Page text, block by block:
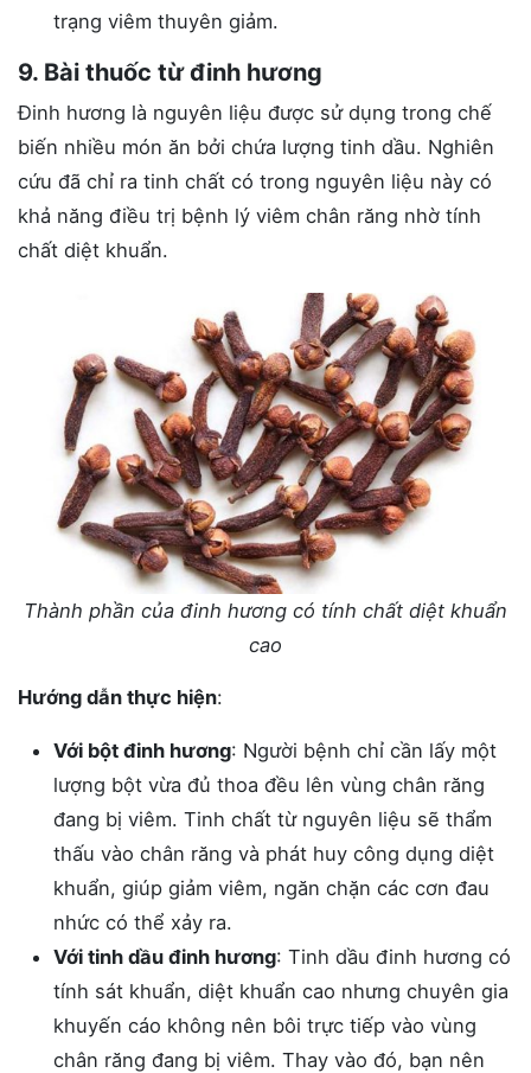
trạng viêm thuyên giảm.
9. Bài thuốc từ đinh hương
Đinh hương là nguyên liệu được sử dụng trong chế
biến nhiều món ăn bởi chứa lượng tinh dầu. Nghiên
cứu đã chỉ ra tinh chất có trong nguyên liệu này có
khả năng điều trị bệnh lý viêm chân răng nhờ tính
chất diệt khuẩn.
Thành phần của đinh hương có tính chất diệt khuẩn
cao
Hướng dẫn thực hiện:
Với bột đinh hương: Người bệnh chỉ cần lấy một
lượng bột vừa đủ thoa đều lên vùng chân răng
đang bị viêm. Tinh chất từ nguyên liệu sẽ thẩm
thấu vào chân răng và phát huy công dụng diệt
khuẩn, giúp giảm viêm, ngăn chặn các cơn đau
nhức có thể xảy ra.
Với tinh dầu đinh hương: Tinh dầu đinh hương có
tính sát khuẩn, diệt khuẩn cao nhưng chuyên gia
khuyến cáo không nên bôi trực tiếp vào vùng
chân răng đang bị viêm. Thay vào đó, bạn nên